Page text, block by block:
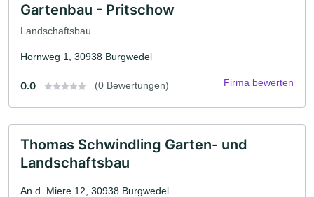
Gartenbau - Pritschow
Landschaftsbau
Hornweg 1, 30938 Burgwedel
0.0 (0 Bewertungen) Firma bewerten
Thomas Schwindling Garten- und
Landschaftsbau
An d. Miere 12, 30938 Burgwedel